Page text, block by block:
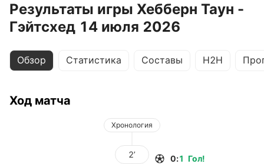
Результаты игры Хебберн Таун -
Гэйтсхед 14 июля 2026
Обзор Статистика Составы H2H
Ход матча
Хронология
2’ Гол!
0:1